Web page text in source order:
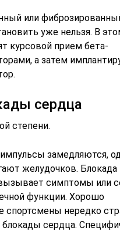
или
уже нельзя. В
курсовой прием бета-
а затем
сердца
степени.
замедляются,
желудочков. Блокада
симптомы или
функции. Хорошо
спортсмены нередко
блокады сердца.